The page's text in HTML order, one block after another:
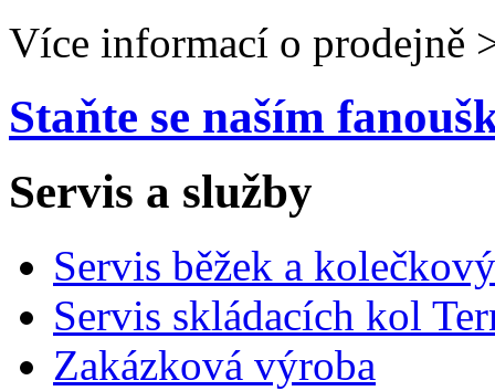
Více informací o prodejně
Staňte se naším
Servis a služby
Servis běžek a
Servis skládacích kol
Zakázková výroba